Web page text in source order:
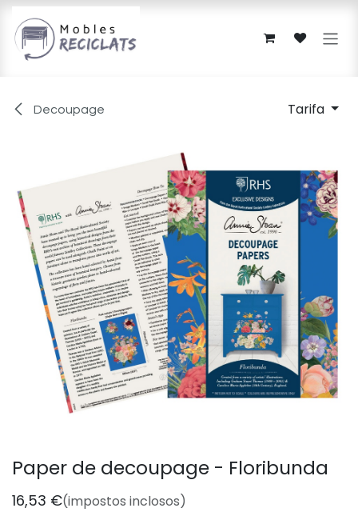
Skip to Content
Decoupage Tarifa
Paper de decoupage - Floribunda
16,53 €(impostos inclosos)